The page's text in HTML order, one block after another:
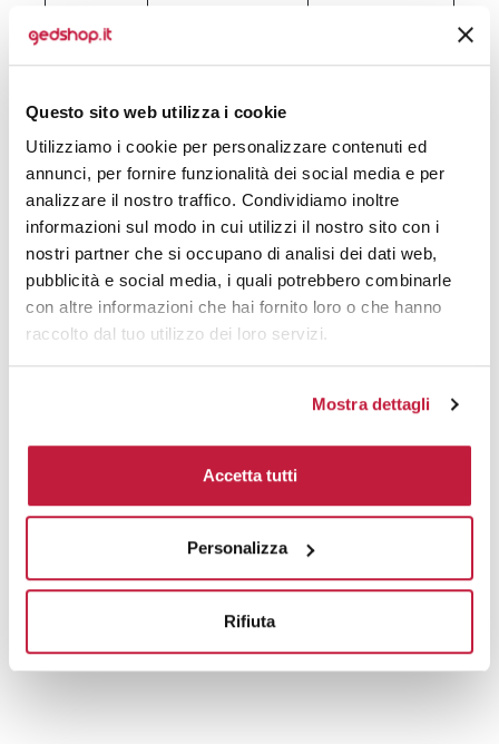
Questo sito web utilizza i cookie
Utilizziamo i cookie per personalizzare contenuti ed
annunci, per fornire funzionalità dei social media e per
analizzare il nostro traffico. Condividiamo inoltre
informazioni sul modo in cui utilizzi il nostro sito con i
nostri partner che si occupano di analisi dei dati web,
pubblicità e social media, i quali potrebbero combinarle
con altre informazioni che hai fornito loro o che hanno
raccolto dal tuo utilizzo dei loro servizi.
Mostra dettagli
Accetta tutti
Personalizza
Rifiuta
300
2000 € 3,37 € 3,71
3000 € 3,13 € 3,45
10000 € 2,90 € 3,12
Tecniche di stampa
Prodotti alternativi